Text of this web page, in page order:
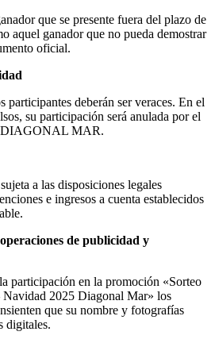
que se presente fuera del plazo de
aquel ganador que no pueda demostrar
oficial.
participantes deberán ser veraces. En el
su participación será anulada por el
MAR.
a las disposiciones legales
e ingresos a cuenta establecidos
de publicidad y
participación en la promoción «Sorteo
Navidad 2025 Diagonal Mar» los
que su nombre y fotografías
digitales.